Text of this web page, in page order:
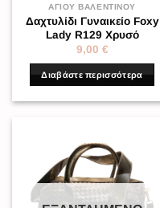
ΑΓΊΟΥ ΒΑΛΕΝΤΊΝΟΥ
Δαχτυλίδι Γυναικείο Foxy
Lady R129 Χρυσό
9,00 €
Διαβάστε περισσότερα